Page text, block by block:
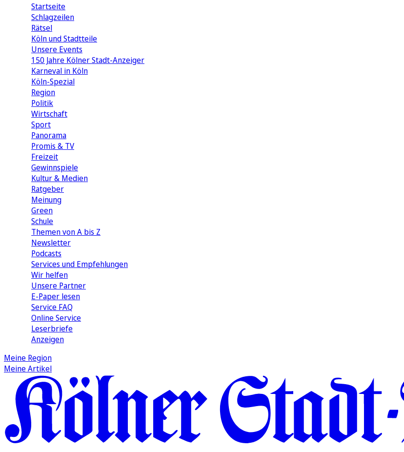
Startseite
Schlagzeilen
Rätsel
Köln und Stadtteile
Unsere Events
150 Jahre Kölner Stadt-Anzeiger
Karneval in Köln
Köln-Spezial
Region
Politik
Wirtschaft
Sport
Panorama
Promis & TV
Freizeit
Gewinnspiele
Kultur & Medien
Ratgeber
Meinung
Green
Schule
Themen von A bis Z
Newsletter
Podcasts
Services und Empfehlungen
Wir helfen
Unsere Partner
E-Paper lesen
Service FAQ
Online Service
Leserbriefe
Anzeigen
Meine Region
Meine Artikel